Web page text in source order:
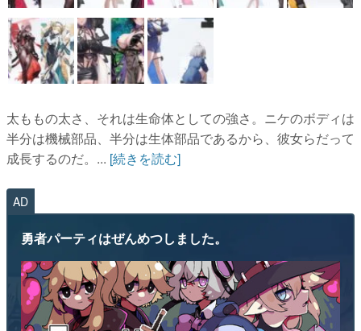
太ももの太さ、それは生命体としての強さ。ニケのボディは
半分は機械部品、半分は生体部品であるから、彼女らだって
成長するのだ。... [続きを読む]
AD
勇者パーティはぜんめつしました。